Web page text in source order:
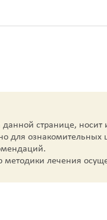
странице,
для
методики лечения